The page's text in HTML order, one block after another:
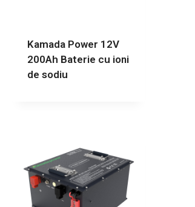
Kamada Power 12V
200Ah Baterie cu ioni
de sodiu